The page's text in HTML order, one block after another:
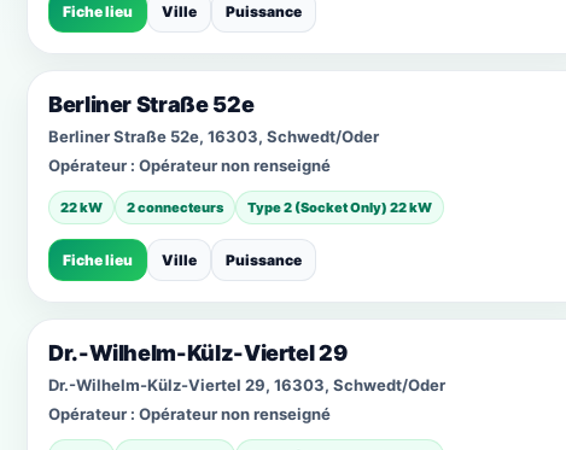
Fiche lieu Ville Puissance
Berliner Straße 52e
Berliner Straße 52e, 16303, Schwedt/Oder
Opérateur : Opérateur non renseigné
22 kW 2 connecteurs Type 2 (Socket Only) 22 kW
Fiche lieu Ville Puissance
Dr.-Wilhelm-Külz-Viertel 29
Dr.-Wilhelm-Külz-Viertel 29, 16303, Schwedt/Oder
Opérateur : Opérateur non renseigné